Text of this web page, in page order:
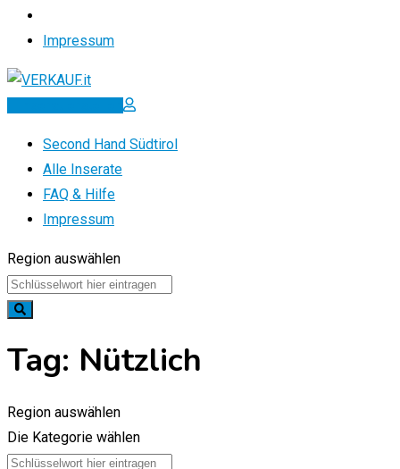
Impressum
Zum
Inserat erstellen
Second Hand Südtirol
Alle Inserate
FAQ & Hilfe
Impressum
Region auswählen
Tag: Nützlich
Region auswählen
Die Kategorie wählen